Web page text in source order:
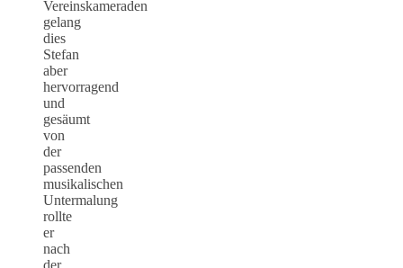
Vereinskameraden
gelang
dies
Stefan
aber
hervorragend
und
gesäumt
von
der
passenden
musikalischen
Untermalung
rollte
er
nach
der